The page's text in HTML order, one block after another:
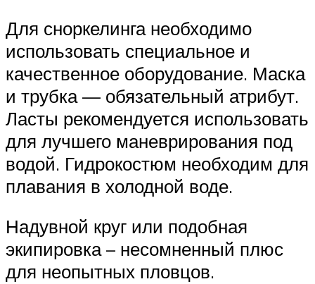
Для сноркелинга необходимо
использовать специальное и
качественное оборудование. Маска
и трубка — обязательный атрибут.
Ласты рекомендуется использовать
для лучшего маневрирования под
водой. Гидрокостюм необходим для
плавания в холодной воде.
Надувной круг или подобная
экипировка – несомненный плюс
для неопытных пловцов.